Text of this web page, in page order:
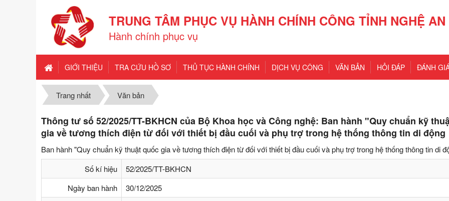
TRUNG TÂM PHỤC VỤ HÀNH CHÍNH CÔNG TỈNH NGHỆ AN
Hành chính phục vụ
GIỚI THIỆU TRA CỨU HỒ SƠ THỦ TỤC HÀNH CHÍNH DỊCH VỤ CÔNG VĂN BẢN HỎI ĐÁP ĐÁNH
Trang nhất Văn bản
Thông tư số 52/2025/TT-BKHCN của Bộ Khoa học và Công nghệ: Ban hành "Quy chuẩn kỹ
gia về tương thích điện từ đối với thiết bị đầu cuối và phụ trợ trong hệ thống thông tin di động
Ban hành "Quy chuẩn kỹ thuật quốc gia về tương thích điện từ đối với thiết bị đầu cuối và phụ trợ trong hệ thống thông tin di
Số kí hiệu
52/2025/TT-BKHCN
Ngày ban hành
30/12/2025